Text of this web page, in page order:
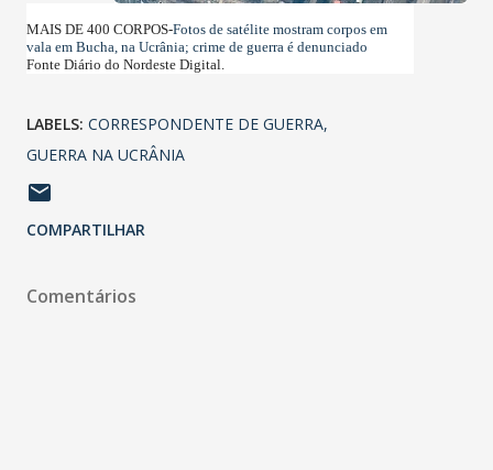
MAIS DE 400 CORPOS-Fotos de satélite mostram corpos em
vala em Bucha, na Ucrânia; crime de guerra é denunciado
Fonte Diário do Nordeste Digital.
LABELS: CORRESPONDENTE DE GUERRA
GUERRA NA UCRÂNIA
COMPARTILHAR
Comentários